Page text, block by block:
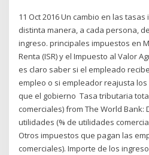
11 Oct 2016 Un cambio en las
distinta manera, a cada persona,
ingreso. principales impuestos en
Renta (ISR) y el Impuesto al Valor
es claro saber si el empleado
empleo o si empleador reajusta
que el gobierno Tasa tributaria
comerciales) from The World Bank:
utilidades (% de utilidades
Otros impuestos que pagan las
comerciales). Importe de los